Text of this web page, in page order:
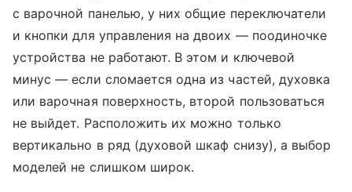
с варочной панелью, у них общие переключатели
и кнопки для управления на двоих — поодиночке
устройства не работают. В этом и ключевой
минус — если сломается одна из частей, духовка
или варочная поверхность, второй пользоваться
не выйдет. Расположить их можно только
вертикально в ряд (духовой шкаф снизу), а выбор
моделей не слишком широк.